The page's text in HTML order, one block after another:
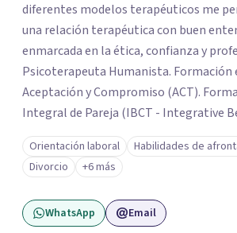
diferentes modelos terapéuticos me
una relación terapéutica con buen
enmarcada en la ética, confianza y
Psicoterapeuta Humanista. Formación
Aceptación y Compromiso (ACT).
Integral de Pareja (IBCT - Integrative
Therapy). Formación en Terapia de
Formación en Entrenamiento en
en Análisis de la conducta. Formación en
Dialéctica Conductual - DBT. Formación
Familia y Pareja.
Orientación laboral
Habilidades de
Divorcio
+6 más
WhatsApp Email